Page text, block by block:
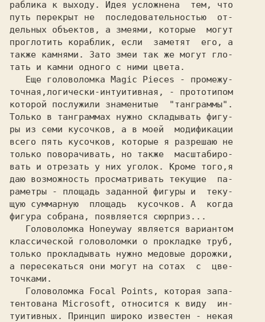
раблика к выходу. Идея усложнена  тем, что
путь перекрыт не  последовательностью  от-
дельных объектов, а змеями, которые  могут
проглотить кораблик, если  заметят  его, а
также камнями. Зато змеи так же могут гло-
тать и камни одного с ними цвета.
   Еще головоломка
Magic Pieces
- промежу-
точная,логически-интуитивная, - прототипом
которой послужили знаменитые  "танграммы".
Только в танграммах нужно складывать фигу-
ры из семи кусочков, а в моей  модификации
всего пять кусочков, которые я разрешаю не
только поворачивать, но также  масштабиро-
вать и отрезать у них уголок. Кроме того,я
даю возможность просматривать текущие  па-
раметры - площадь заданной фигуры и  теку-
щую суммарную  площадь  кусочков. А  когда
фигура собрана, появляется сюрприз...
   Головоломка
Honeyway является вариантом
классической головоломки о прокладке труб,
только прокладывать нужно медовые дорожки,
а пересекаться они могут на сотах  с  цве-
точками.
   Головоломка
Focal Points, которая запа-
тентована Microsoft, относится к виду  ин-
туитивных. Принцип широко известен - некая